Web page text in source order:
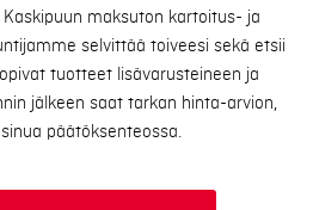
maksuton kartoitus- ja
selvittää toiveesi sekä etsii
tuotteet lisävarusteineen ja
jälkeen saat tarkan hinta-arvion,
päätöksenteossa.